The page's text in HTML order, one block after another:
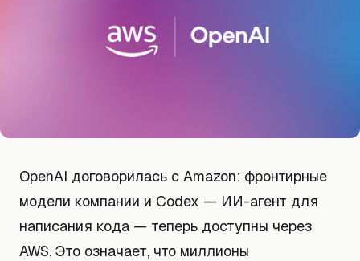
OpenAI договорилась с Amazon: фронтирные
модели компании и Codex — ИИ-агент для
написания кода — теперь доступны через
AWS. Это означает, что миллионы